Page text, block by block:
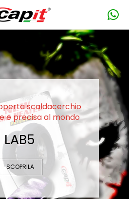
scaldacerchio
e precisa al mondo
LAB5
SCOPRILA